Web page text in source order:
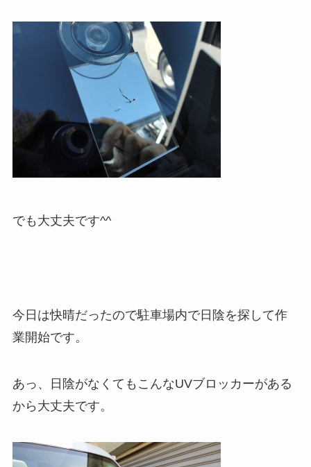
でも大丈夫です^^
今日は快晴だったので駐車場内で日陰を探して作
業開始です。
あっ、日陰がなくてもこんなUVブロッカーがある
から大丈夫です。